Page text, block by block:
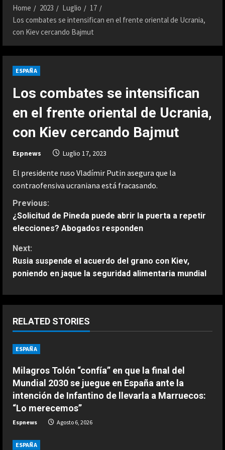
Home 2023 Luglio
17
Los combates se intensifican en el frente oriental de Ucrania,
con Kiev cercando Bajmut
ESPAÑA
Los combates se intensifican
en el frente oriental de Ucrania,
con Kiev cercando Bajmut
Espnews Luglio 17, 2023
El presidente ruso Vladímir Putin asegura que la
contraofensiva ucraniana está fracasando.
C
o
n
t
i
u
e
R
e
a
d
Previous:
¿Solicitud de Pineda puede abrir la puerta a repetir
elecciones? Abogados responden
Next:
Rusia suspende el acuerdo del grano con Kiev,
poniendo en jaque la seguridad alimentaria mundial
RELATED STORIES
ESPAÑA
Milagros Tolón “confía” en que la final del
Mundial 2030 se juegue en España ante la
intención de Infantino de llevarla a Marruecos:
“Lo merecemos”
Espnews Agosto 6, 2026
ESPAÑA
2
ESPAÑA
La FIFA mantiene a Infantino como
presidente aunque admite errores
en su propuesta de privatizar el
Mundial
Agosto 6, 2026